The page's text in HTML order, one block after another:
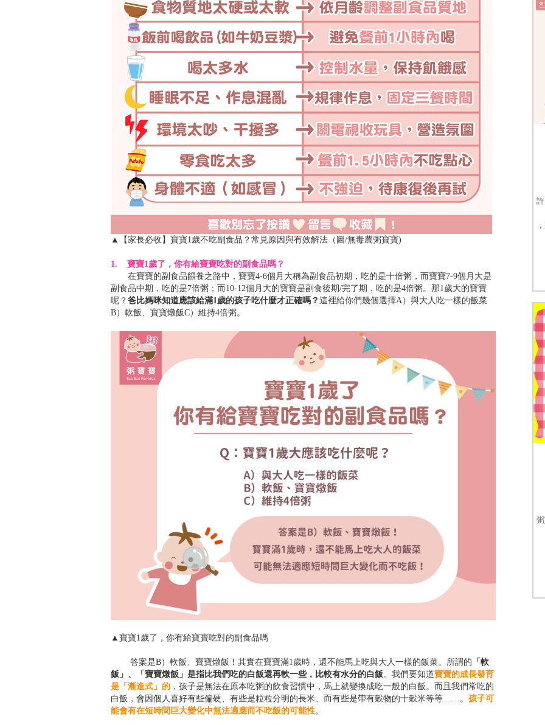
▲【家長必收】寶寶1歲不吃副食品？常見原因與有效解法（圖/無毒農粥寶寶)
1. 寶寶1歲了，你有給寶寶吃對的副食品嗎？
在寶寶的副食品餵養之路中，寶寶4-6個月大稱為副食品初期，吃的是十倍粥，而寶寶7-9個月大是
副食品中期，吃的是7倍粥；而10-12個月大的寶寶是副食後期/完了期，吃的是4倍粥。那1歲大的寶寶
呢？ 爸比媽咪知道應該給滿1歲的孩子吃什麼才正確嗎？ 這裡給你們幾個選擇A）與大人吃一樣的飯菜
B）軟飯、寶寶燉飯C）維持4倍粥。
▲寶寶1歲了，你有給寶寶吃對的副食品嗎
答案是B）軟飯、寶寶燉飯！其實在寶寶滿1歲時，還不能馬上吃與大人一樣的飯菜。所謂的 「軟
飯」、「寶寶燉飯」是指比我們吃的白飯還再軟一些，比較有水分的白飯。我們要知道寶寶的成長發育
是「漸進式」的 ，孩子是無法在原本吃粥的飲食習慣中，馬上就變換成吃一般的白飯。而且我們常吃的
白飯，會因個人喜好有些偏硬、有些是粒粒分明的長米、而有些是帶有穀物的十穀米等等……。 孩子可
能會有在短時間巨大變化中無法適應而不吃飯的可能性。